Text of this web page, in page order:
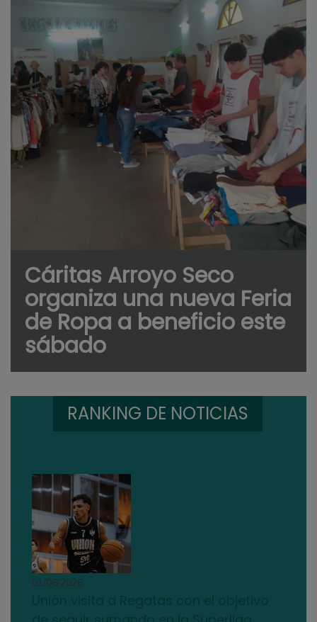
Cáritas Arroyo Seco
organiza una nueva Feria
de Ropa a beneficio este
sábado
RANKING DE NOTICIAS
01/08/2026